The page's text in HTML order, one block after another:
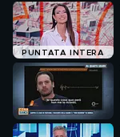
PUNTATA INTERA